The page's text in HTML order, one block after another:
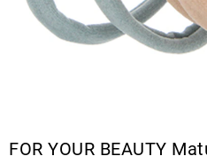
FOR YOUR BEAUTY